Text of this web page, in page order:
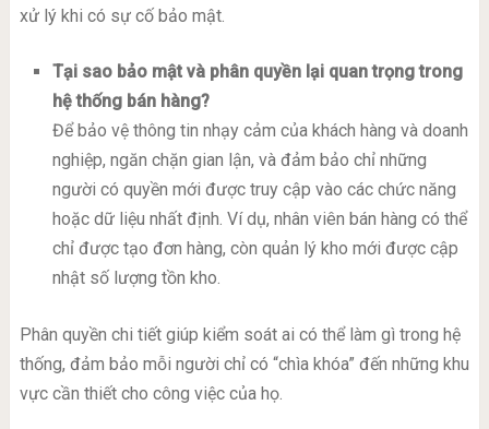
xử lý khi có sự cố bảo mật.
Tại sao bảo mật và phân quyền lại quan trọng trong
hệ thống bán hàng?
Để bảo vệ thông tin nhạy cảm của khách hàng và doanh
nghiệp, ngăn chặn gian lận, và đảm bảo chỉ những
người có quyền mới được truy cập vào các chức năng
hoặc dữ liệu nhất định. Ví dụ, nhân viên bán hàng có thể
chỉ được tạo đơn hàng, còn quản lý kho mới được cập
nhật số lượng tồn kho.
Phân quyền chi tiết giúp kiểm soát ai có thể làm gì trong hệ
thống, đảm bảo mỗi người chỉ có “chìa khóa” đến những khu
vực cần thiết cho công việc của họ.